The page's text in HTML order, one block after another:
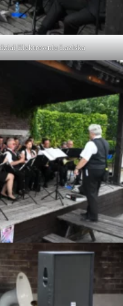
Elektrownia Łaziska